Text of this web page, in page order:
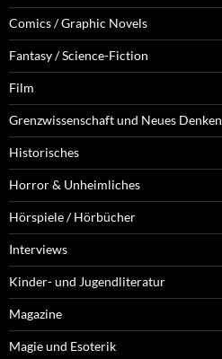
Comics / Graphic Novels
Fantasy / Science-Fiction
Film
Grenzwissenschaft und Neues Denken
Historisches
Horror & Unheimliches
Hörspiele / Hörbücher
Interviews
Kinder- und Jugendliteratur
Magazine
Magie und Esoterik